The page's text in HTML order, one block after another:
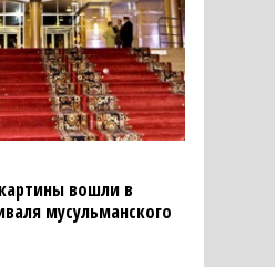
вошли в
мусульманского